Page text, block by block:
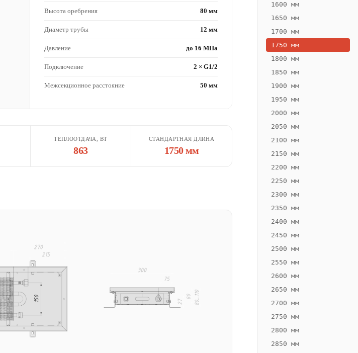
Высота оребрения 80 мм
Диаметр трубы 12 мм
Давление до 16 МПа
Подключение 2 × G1/2
Межсекционное расстояние 50 мм
ТЕПЛООТДАЧА, ВТ
863
СТАНДАРТНАЯ ДЛИНА
1750 мм
1600 мм
1650 мм
1700 мм
1750 мм
1800 мм
1850 мм
1900 мм
1950 мм
2000 мм
2050 мм
2100 мм
2150 мм
2200 мм
2250 мм
2300 мм
2350 мм
2400 мм
2450 мм
2500 мм
2550 мм
2600 мм
2650 мм
2700 мм
2750 мм
2800 мм
2850 мм